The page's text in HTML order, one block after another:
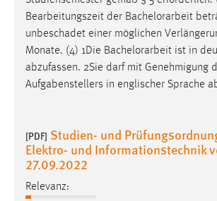
Bearbeitungszeit der Bachelorarbeit
unbeschadet einer möglichen
Monate. (4) 1Die Bachelorarbeit ist in
abzufassen. 2Sie darf mit Genehmigung
Aufgabenstellers in englischer Sprache
[PDF] Studien- und
Elektro- und Informationstechnik
27.09.2022
Relevanz: